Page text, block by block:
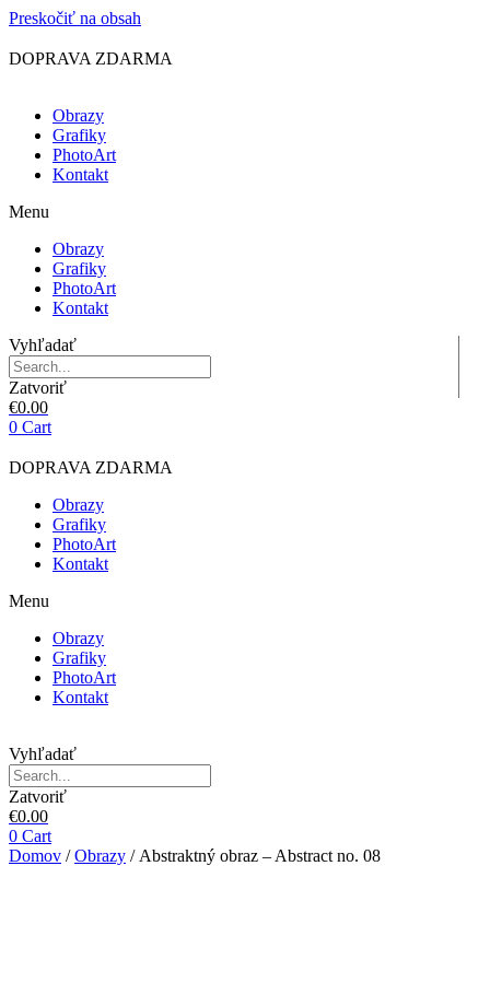
Preskočiť na obsah
DOPRAVA ZDARMA
Obrazy
Grafiky
PhotoArt
Kontakt
Menu
Obrazy
Grafiky
PhotoArt
Kontakt
Vyhľadať
Zatvoriť
€0.00
0 Cart
DOPRAVA ZDARMA
Obrazy
Grafiky
PhotoArt
Kontakt
Menu
Obrazy
Grafiky
PhotoArt
Kontakt
Vyhľadať
Zatvoriť
€0.00
0 Cart
Domov /Obrazy / Abstraktný obraz – Abstract no. 08